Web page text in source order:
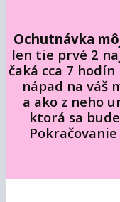
Ochutnávka
len tie prvé 2
čaká cca 7
nápad na váš
a ako z neho
ktorá sa